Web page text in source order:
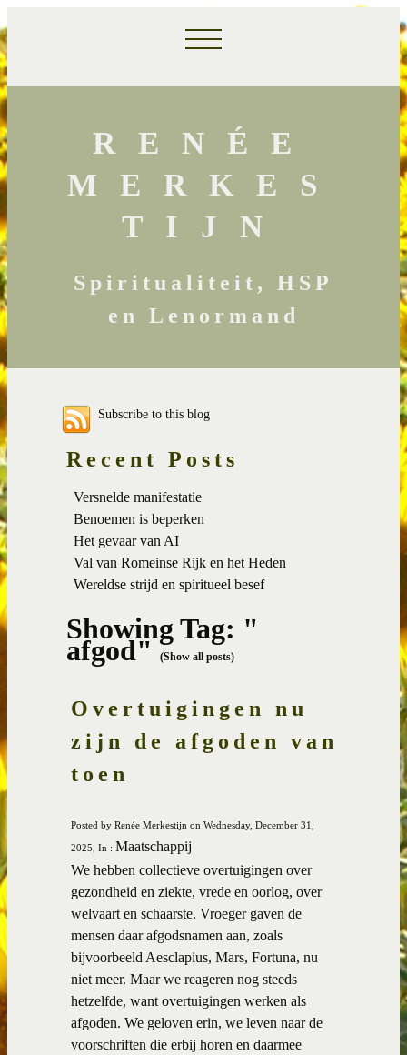
RENÉE
MERKES
TIJN
Spiritualiteit, HSP
en Lenormand
Subscribe to this blog
Recent Posts
Versnelde manifestatie
Benoemen is beperken
Het gevaar van AI
Val van Romeinse Rijk en het Heden
Wereldse strijd en spiritueel besef
Showing Tag: "
afgod"(Show all posts)
Overtuigingen nu
zijn de afgoden van
toen
Posted by Renée Merkestijn on Wednesday, December 31,
2025, In : Maatschappij
We hebben collectieve overtuigingen over
gezondheid en ziekte, vrede en oorlog, over
welvaart en schaarste. Vroeger gaven de
mensen daar afgodsnamen aan, zoals
bijvoorbeeld Aesclapius, Mars, Fortuna, nu
niet meer. Maar we reageren nog steeds
hetzelfde, want overtuigingen werken als
afgoden. We geloven erin, we leven naar de
voorschriften die erbij horen en daarmee